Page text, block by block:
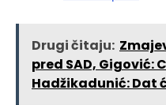
Drugi čitaju:
pred SAD, Gigović:
Hadžikadunić: Dat